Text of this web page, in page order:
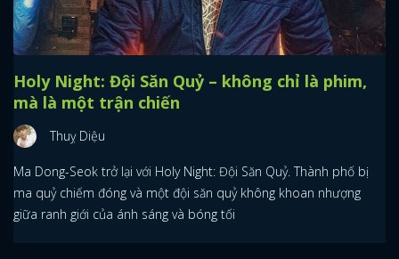
Holy Night: Đội Săn Quỷ – không chỉ là phim,
mà là một trận chiến
Thuỵ Diệu
Ma Dong-Seok trở lại với Holy Night: Đội Săn Quỷ. Thành phố bị
ma quỷ chiếm đóng và một đội săn quỷ không khoan nhượng
giữa ranh giới của ánh sáng và bóng tối